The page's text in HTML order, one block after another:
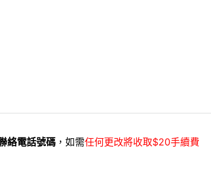
絡電話號碼 ，如需任何更改將收取$20手續費